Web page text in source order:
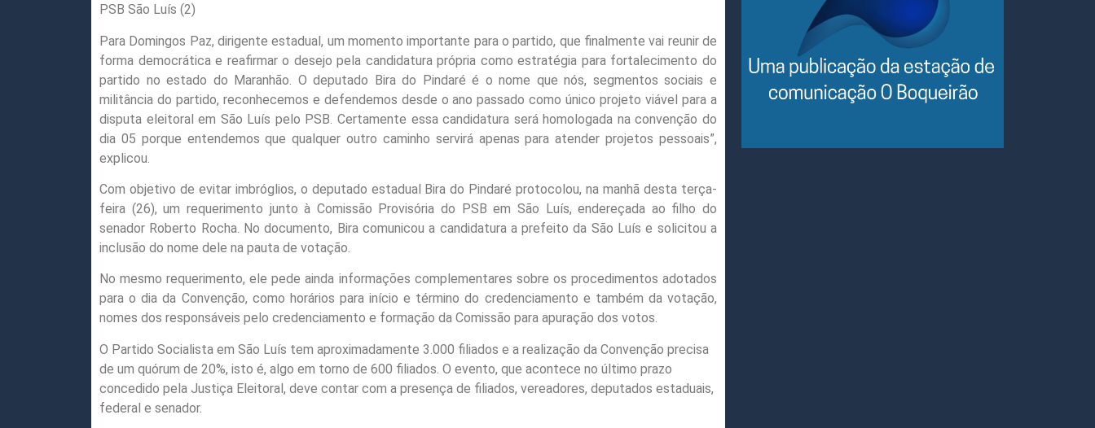
Para Domingos Paz, dirigente estadual, um momento importante para o partido, que finalmente vai reunir de
forma democrática e reafirmar o desejo pela candidatura própria como estratégia para fortalecimento do
partido no estado do Maranhão. O deputado Bira do Pindaré é o nome que nós, segmentos sociais e
militância do partido, reconhecemos e defendemos desde o ano passado como único projeto viável para a
disputa eleitoral em São Luís pelo PSB. Certamente essa candidatura será homologada na convenção do
dia 05 porque entendemos que qualquer outro caminho servirá apenas para atender projetos pessoais”,
explicou.
Com objetivo de evitar imbróglios, o deputado estadual Bira do Pindaré protocolou, na manhã desta terça-
feira (26), um requerimento junto à Comissão Provisória do PSB em São Luís, endereçada ao filho do
senador Roberto Rocha. No documento, Bira comunicou a candidatura a prefeito da São Luís e solicitou a
inclusão do nome dele na pauta de votação.
No mesmo requerimento, ele pede ainda informações complementares sobre os procedimentos adotados
para o dia da Convenção, como horários para início e término do credenciamento e também da votação,
nomes dos responsáveis pelo credenciamento e formação da Comissão para apuração dos votos.
O Partido Socialista em São Luís tem aproximadamente 3.000 filiados e a realização da Convenção precisa
de um quórum de 20%, isto é, algo em torno de 600 filiados. O evento, que acontece no último prazo
concedido pela Justiça Eleitoral, deve contar com a presença de filiados, vereadores, deputados estaduais,
federal e senador.